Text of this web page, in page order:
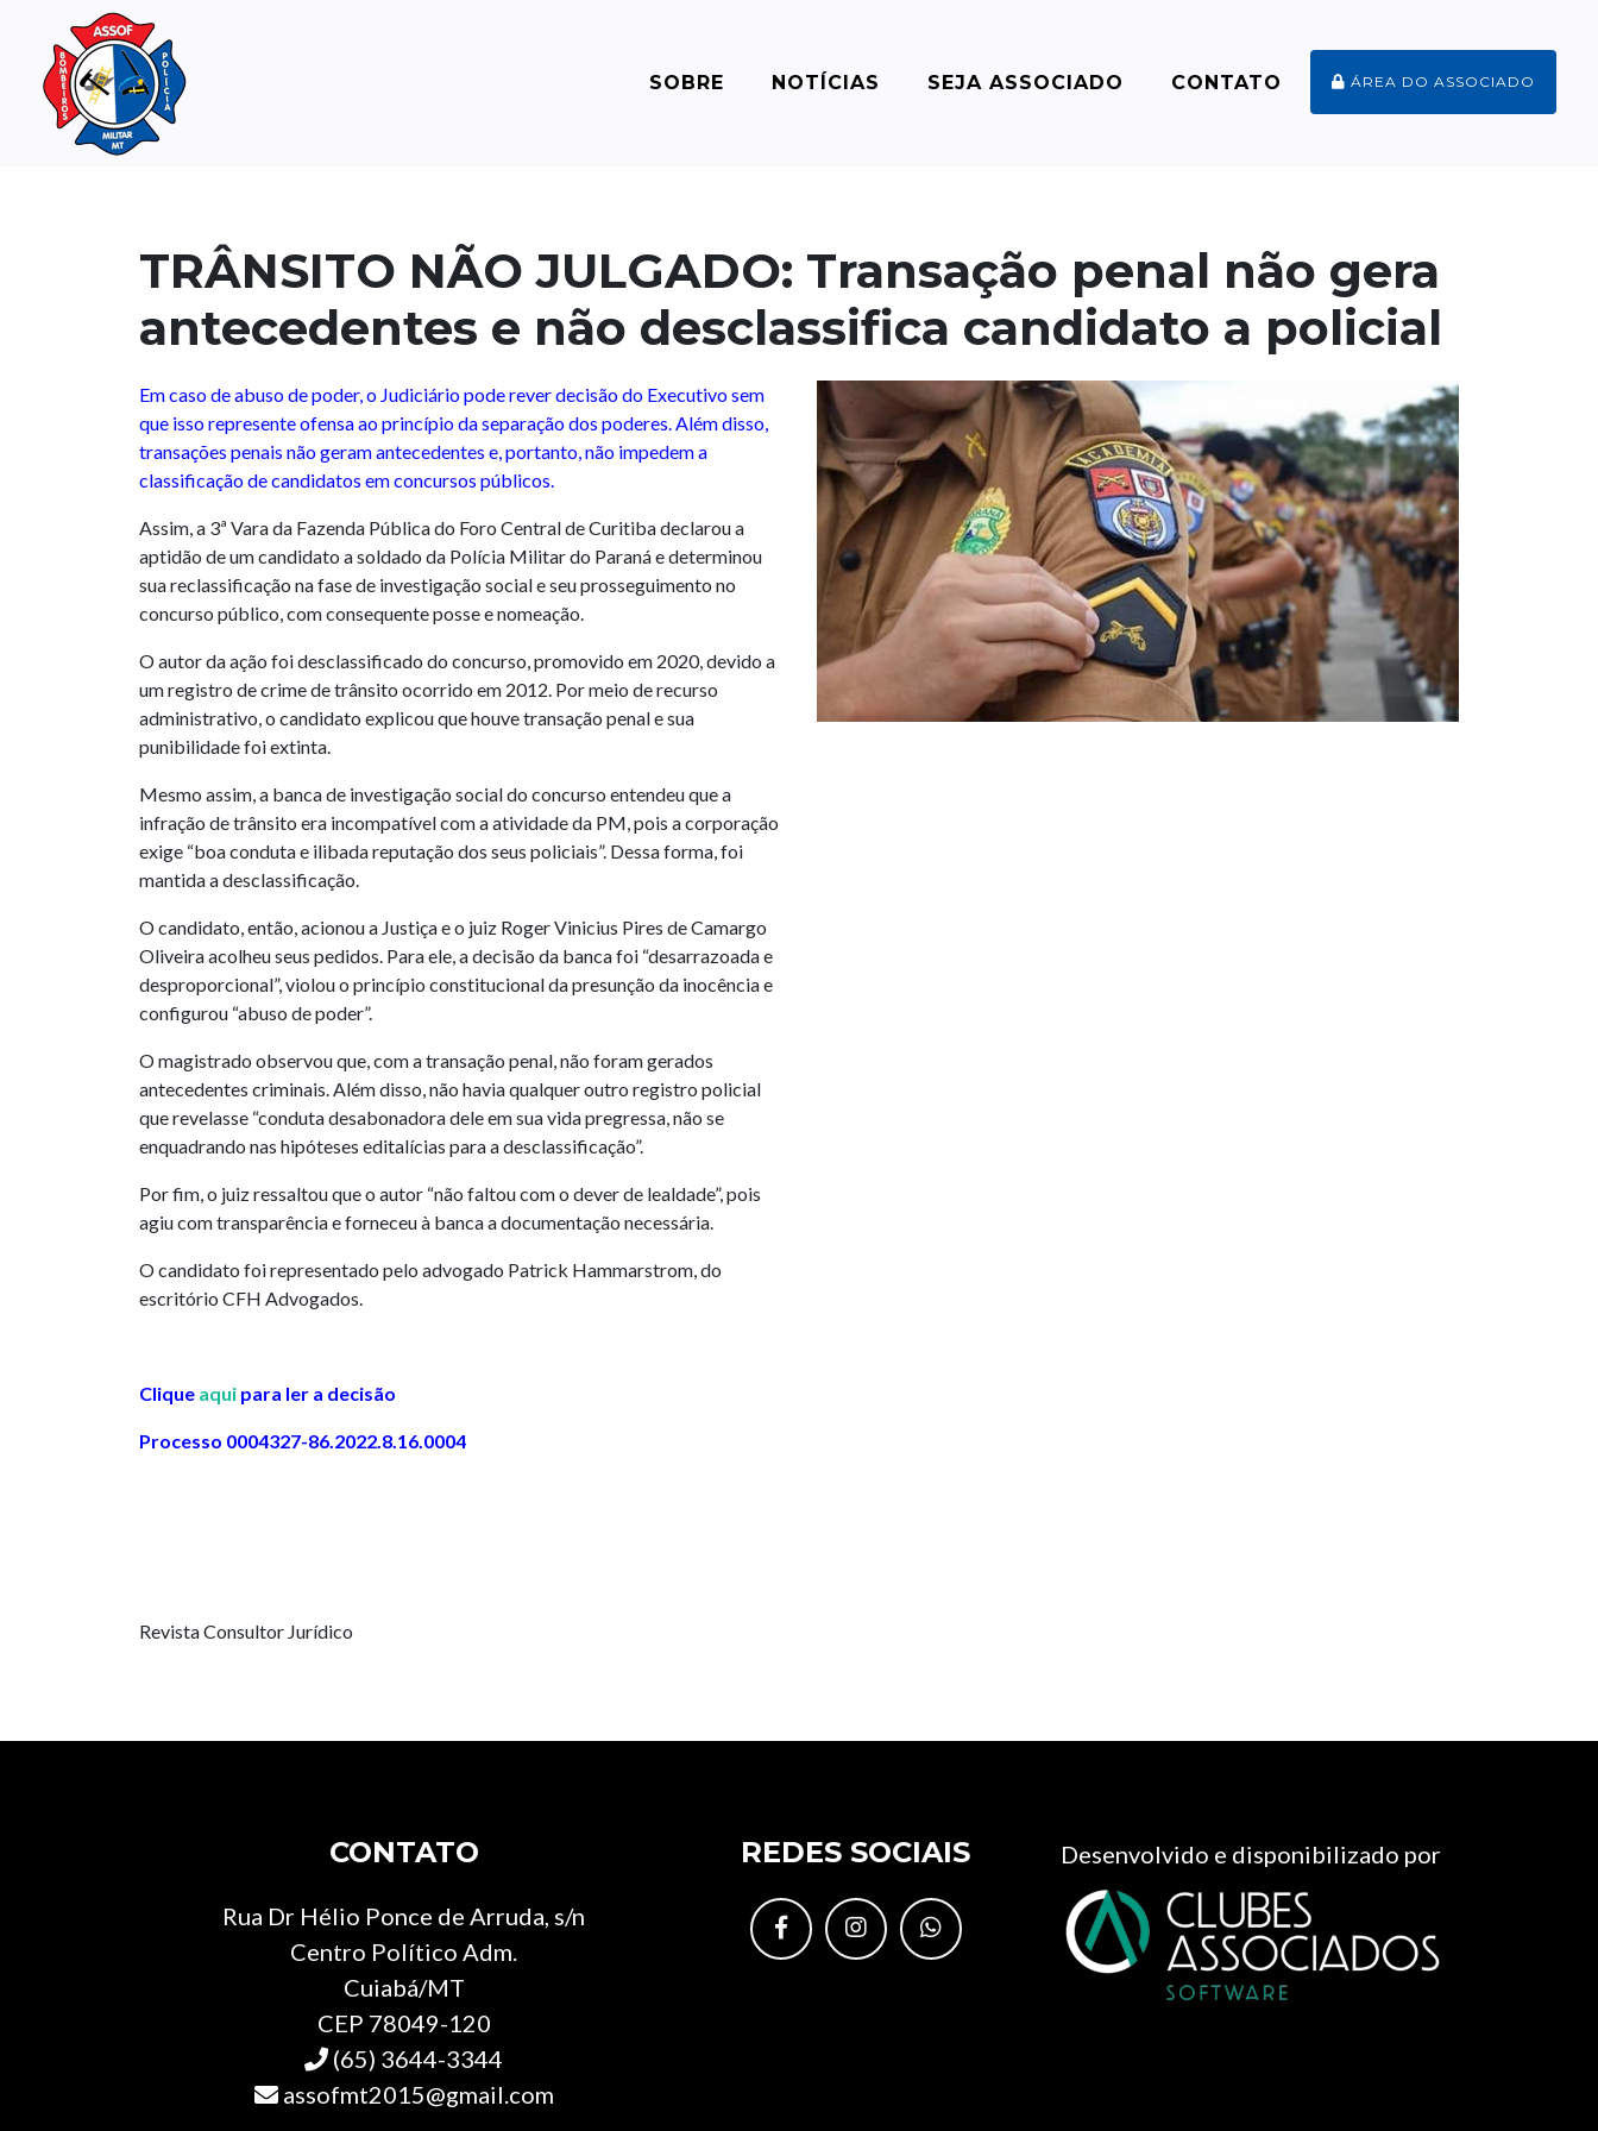
SOBRE NOTÍCIAS SEJA ASSOCIADO CONTATO ÁREA DO ASSOCIADO
TRÂNSITO NÃO JULGADO: Transação penal não gera
antecedentes e não desclassifica candidato a policial
Em caso de abuso de poder, o Judiciário pode rever decisão do Executivo sem
que isso represente ofensa ao princípio da separação dos poderes. Além disso,
transações penais não geram antecedentes e, portanto, não impedem a
classificação de candidatos em concursos públicos.
Assim, a 3ª Vara da Fazenda Pública do Foro Central de Curitiba declarou a
aptidão de um candidato a soldado da Polícia Militar do Paraná e determinou
sua reclassificação na fase de investigação social e seu prosseguimento no
concurso público, com consequente posse e nomeação.
O autor da ação foi desclassificado do concurso, promovido em 2020, devido a
um registro de crime de trânsito ocorrido em 2012. Por meio de recurso
administrativo, o candidato explicou que houve transação penal e sua
punibilidade foi extinta.
Mesmo assim, a banca de investigação social do concurso entendeu que a
infração de trânsito era incompatível com a atividade da PM, pois a corporação
exige “boa conduta e ilibada reputação dos seus policiais”. Dessa forma, foi
mantida a desclassificação.
O candidato, então, acionou a Justiça e o juiz Roger Vinicius Pires de Camargo
Oliveira acolheu seus pedidos. Para ele, a decisão da banca foi “desarrazoada e
desproporcional”, violou o princípio constitucional da presunção da inocência e
configurou “abuso de poder”.
O magistrado observou que, com a transação penal, não foram gerados
antecedentes criminais. Além disso, não havia qualquer outro registro policial
que revelasse “conduta desabonadora dele em sua vida pregressa, não se
enquadrando nas hipóteses editalícias para a desclassificação”.
Por fim, o juiz ressaltou que o autor “não faltou com o dever de lealdade”, pois
agiu com transparência e forneceu à banca a documentação necessária.
O candidato foi representado pelo advogado Patrick Hammarstrom, do
escritório CFH Advogados.
Clique aqui para ler a decisão
Processo 0004327-86.2022.8.16.0004
Revista Consultor Jurídico
CONTATO
Rua Dr Hélio Ponce de Arruda, s/n
Centro Político Adm.
Cuiabá/MT
CEP 78049-120
(65) 3644-3344
assofmt2015@gmail.com
REDES SOCIAIS Desenvolvido e disponibilizado por